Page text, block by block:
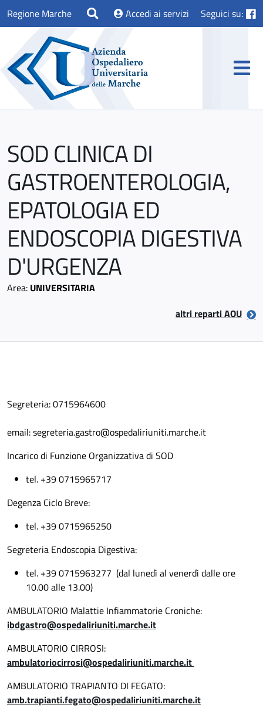
Regione Marche Accedi ai servizi Seguici su:
SOD CLINICA DI
GASTROENTEROLOGIA,
EPATOLOGIA ED
ENDOSCOPIA DIGESTIVA
D'URGENZA
Area: UNIVERSITARIA
altri reparti AOU
Segreteria: 0715964600
email: segreteria.gastro@ospedaliriuniti.marche.it
Incarico di Funzione Organizzativa di SOD
tel. +39 0715965717
Degenza Ciclo Breve:
tel. +390715965250
Segreteria Endoscopia Digestiva:
tel. +390715963277 (dal lunedì al venerdì dalle ore
10.00 alle 13.00)
AMBULATORIO Malattie Infiammatorie Croniche:
ibdgastro@ospedaliriuniti.marche.it
AMBULATORIO CIRROSI:
ambulatoriocirrosi@ospedaliriuniti.marche.it
AMBULATORIO TRAPIANTO DI FEGATO:
amb.trapianti.fegato@ospedaliriuniti.marche.it